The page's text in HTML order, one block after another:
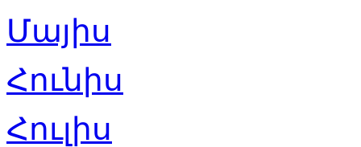
Մայիս
Հունիս
Հուլիս